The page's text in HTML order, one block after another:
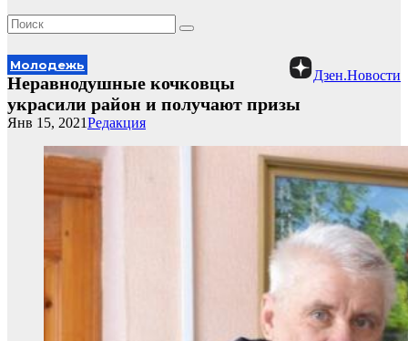
Дзен.Новости
Молодежь
Неравнодушные кочковцы
украсили район и получают призы
Редакция
Янв 15, 2021